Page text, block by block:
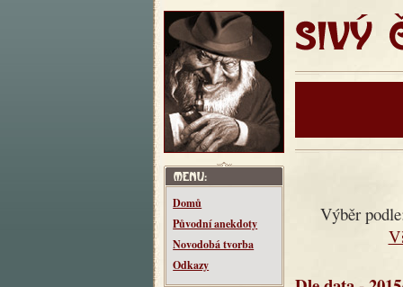
SIVÝ
Domů
Původní anekdoty
Novodobá tvorba
Odkazy
Výběr